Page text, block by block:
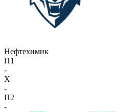
Нефтехимик
П1
-
X
-
П2
-